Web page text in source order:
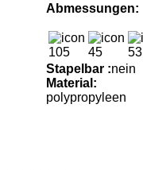
Abmessungen
105 45 53
Stapelbar nein
Material
polypropyleen